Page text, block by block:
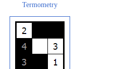
Termometry